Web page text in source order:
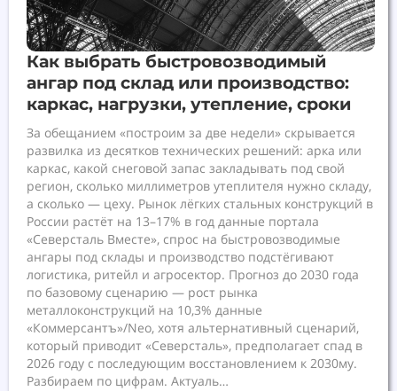
Как выбрать быстровозводимый
ангар под склад или производство:
каркас, нагрузки, утепление, сроки
За обещанием «построим за две недели» скрывается
развилка из десятков технических решений: арка или
каркас, какой снеговой запас закладывать под свой
регион, сколько миллиметров утеплителя нужно складу,
а сколько — цеху. Рынок лёгких стальных конструкций в
России растёт на 13–17% в год данные портала
«Северсталь Вместе», спрос на быстровозводимые
ангары под склады и производство подстёгивают
логистика, ритейл и агросектор. Прогноз до 2030 года
по базовому сценарию — рост рынка
металлоконструкций на 10,3% данные
«Коммерсантъ»/Neo, хотя альтернативный сценарий,
который приводит «Северсталь», предполагает спад в
2026 году с последующим восстановлением к 2030му.
Разбираем по цифрам. Актуаль…